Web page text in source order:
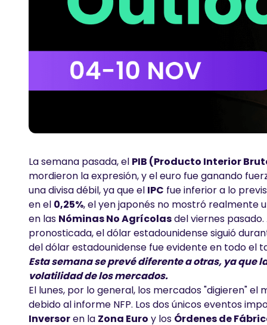
La semana pasada, el PIB (Producto Interior
mordieron la expresión, y el euro fue ganando
una divisa débil, ya que el IPC fue inferior a lo
en el 0,25%, el yen japonés no mostró realmente
en las Nóminas No Agrícolasdel viernes
pronosticada, el dólar estadounidense siguió
del dólar estadounidense fue evidente en todo el
Esta semana se prevé diferente a otras, ya que
volatilidad de los mercados.
El lunes, por lo general, los mercados "digieren"
debido al informe NFP. Los dos únicos eventos
Inversoren la Zona Euro y los Órdenes de